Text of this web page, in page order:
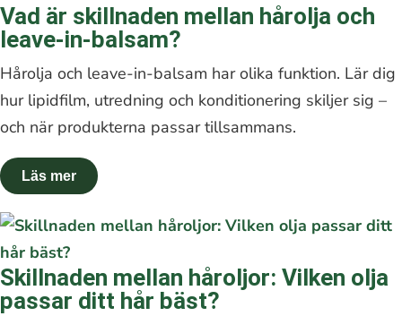
Vad är skillnaden mellan hårolja och
leave-in-balsam?
Hårolja och leave-in-balsam har olika funktion. Lär dig
hur lipidfilm, utredning och konditionering skiljer sig –
och när produkterna passar tillsammans.
Skillnaden mellan håroljor: Vilken olja
passar ditt hår bäst?